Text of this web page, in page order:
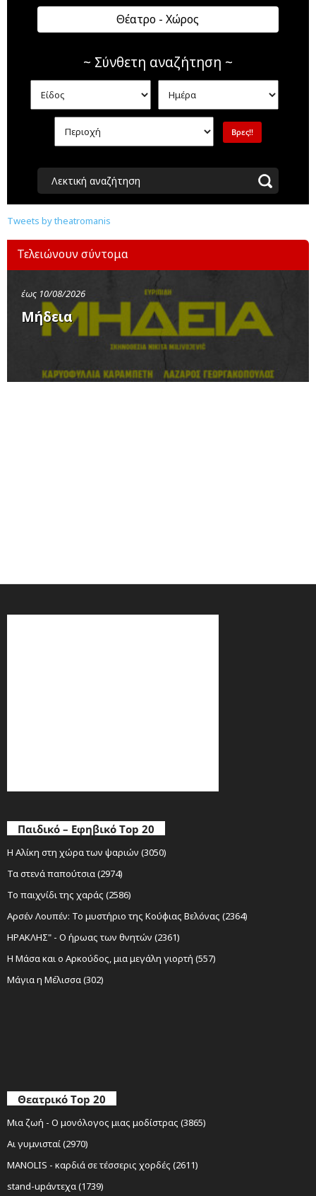
Θέατρο - Χώρος
~ Σύνθετη αναζήτηση ~
Λεκτική αναζήτηση
Tweets by theatromanis
Τελειώνουν σύντομα
έως 10/08/2026
Μήδεια
Παιδικό – Εφηβικό Top 20
Η Αλίκη στη χώρα των ψαριών (3050)
Τα στενά παπούτσια (2974)
Το παιχνίδι της χαράς (2586)
Αρσέν Λουπέν: Το μυστήριο της Κούφιας Βελόνας (2364)
ΗΡΑΚΛΗΣ" - Ο ήρωας των θνητών (2361)
Η Μάσα και ο Αρκούδος, μια μεγάλη γιορτή (557)
Μάγια η Μέλισσα (302)
Θεατρικό Top 20
Μια ζωή - Ο μονόλογος μιας μοδίστρας (3865)
Αι γυμνισταί (2970)
MANOLIS - καρδιά σε τέσσερις χορδές (2611)
stand-upάντεχα (1739)